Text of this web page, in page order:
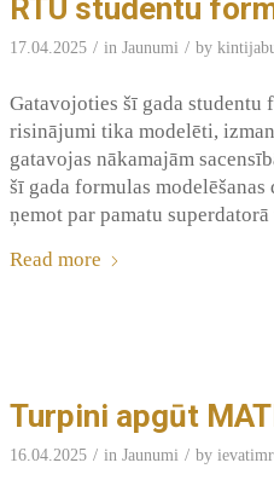
RTU studentu
17.04.2025 / in Jaunumi / by
Gatavojoties šī gada studentu
risinājumi tika modelēti,
gatavojas nākamajām
šī gada formulas
ņemot par pamatu
Read more
Turpini apgūt
16.04.2025 / in Jaunumi / by